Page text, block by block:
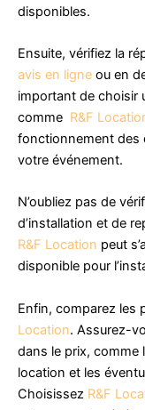
disponibles.
Ensuite, vérifiez la
avis en ligne ou en
important de choisir
comme R&F
fonctionnement des
votre événement.
N’oubliez pas de
d’installation et de
R&F Location peut
disponible pour
Enfin, comparez les
Location. Assurez-
dans le prix, comme
location et les
Choisissez R&F